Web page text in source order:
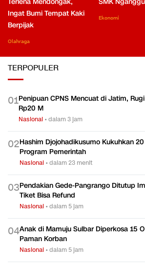
Ingat Bumi Tempat Kaki
Berpijak
Olahraga
Ekonomi
TERPOPULER
01Penipuan CPNS Mencuat di Jatim,
Rp20 M
Nasional •dalam 3 jam
02Hashim Djojohadikusumo Kukuhkan
Program Pemerintah
Nasional •dalam 23 menit
03Pendakian Gede-Pangrango Ditutup
Tiket Bisa Refund
Nasional •dalam 5 jam
04Anak di Mamuju Sulbar Diperkosa 15
Paman Korban
Nasional •dalam 5 jam